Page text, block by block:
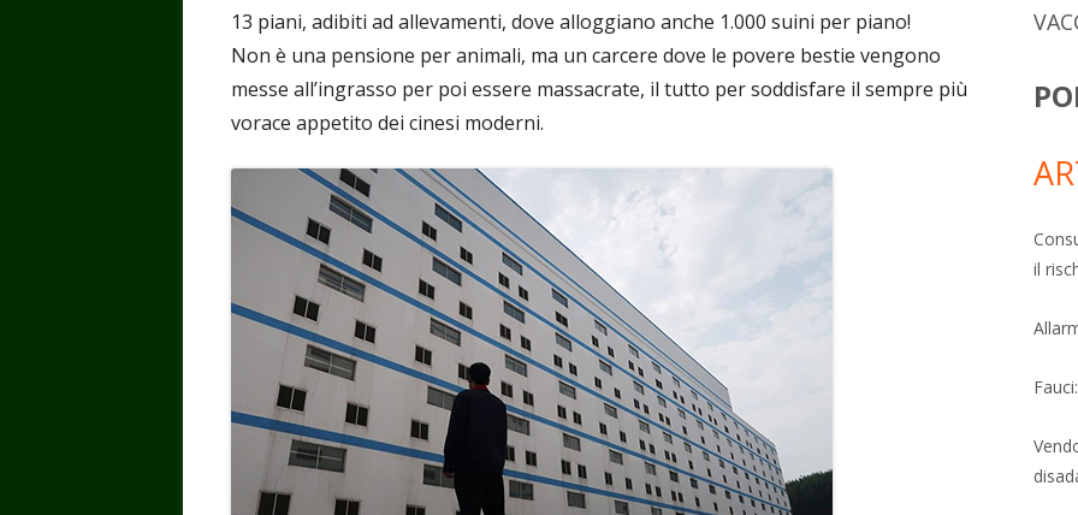
13 piani, adibiti ad allevamenti, dove alloggiano anche 1.000 suini per piano!
Non è una pensione per animali, ma un carcere dove le povere bestie vengono
messe all’ingrasso per poi essere massacrate, il tutto per soddisfare il sempre più
vorace appetito dei cinesi moderni.
il